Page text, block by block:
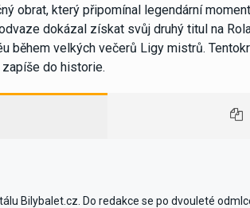
obrat, který připomínal legendární
dokázal získat svůj druhý titul na
během velkých večerů Ligy mistrů.
do historie.
Bilybalet.cz. Do redakce se po dvouleté